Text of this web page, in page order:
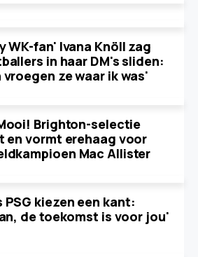
WK-fan' Ivana Knöll zag
in haar DM's sliden:
vroegen ze waar ik was'
Brighton-selectie
en vormt erehaag voor
Mac Allister
PSG kiezen een kant:
de toekomst is voor jou'